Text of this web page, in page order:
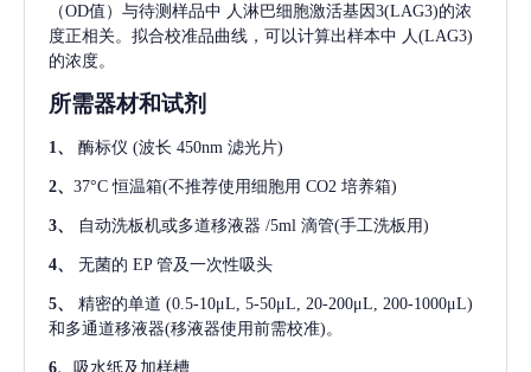
（OD值）与待测样品中 人淋巴细胞激活基因3(LAG3)的浓
度正相关。拟合校准品曲线，可以计算出样本中 人(LAG3)
的浓度。
所需器材和试剂
1、 酶标仪 (波长 450nm 滤光片)
2、 37°C 恒温箱(不推荐使用细胞用 CO2 培养箱)
3、 自动洗板机或多道移液器 /5ml 滴管(手工洗板用)
4、 无菌的 EP 管及一次性吸头
5、 精密的单道 (0.5-10μL, 5-50μL, 20-200μL, 200-1000μL)
和多通道移液器(移液器使用前需校准)。
6、 吸水纸及加样槽